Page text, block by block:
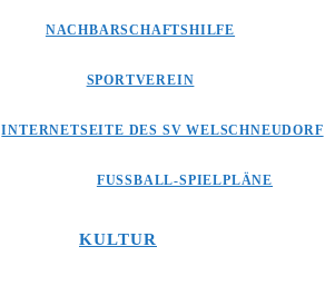
NACHBARSCHAFTSHILFE
SPORTVEREIN
INTERNETSEITE DES SV WELSCHNEUDORF
FUSSBALL-SPIELPLÄNE
KULTUR